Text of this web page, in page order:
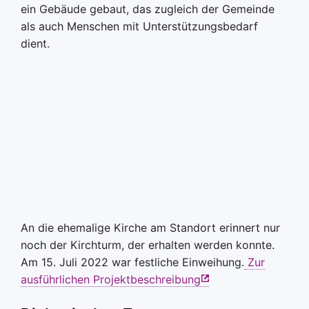
ein Gebäude gebaut, das zugleich der Gemeinde
als auch Menschen mit Unterstützungsbedarf
dient.
An die ehemalige Kirche am Standort erinnert nur
noch der Kirchturm, der erhalten werden konnte.
Am 15. Juli 2022 war festliche Einweihung. Zur
ausführlichen Projektbeschreibung